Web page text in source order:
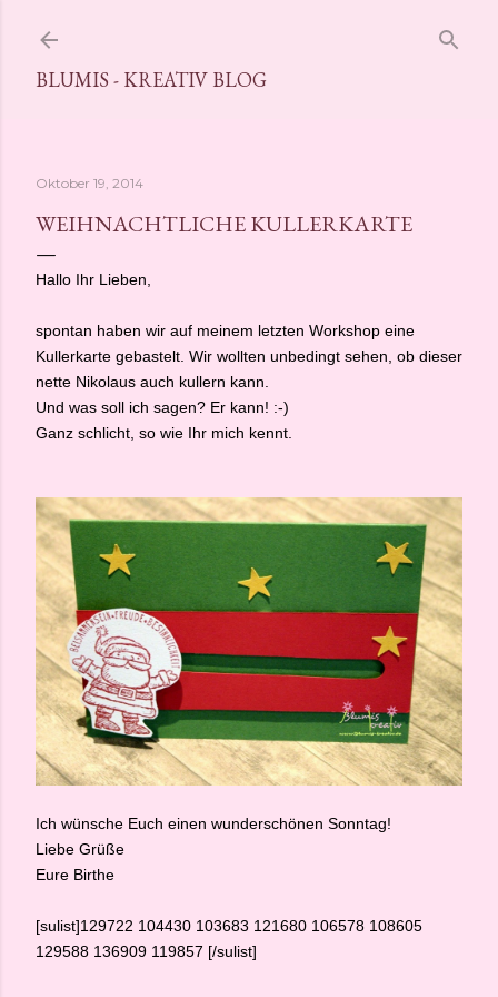
BLUMIS - KREATIV BLOG
Oktober 19, 2014
WEIHNACHTLICHE KULLERKARTE
Hallo Ihr Lieben,
spontan haben wir auf meinem letzten Workshop eine
Kullerkarte gebastelt. Wir wollten unbedingt sehen, ob dieser
nette Nikolaus auch kullern kann.
Und was soll ich sagen? Er kann! :-)
Ganz schlicht, so wie Ihr mich kennt.
Ich wünsche Euch einen wunderschönen Sonntag!
Liebe Grüße
Eure Birthe
[sulist]129722 104430 103683 121680 106578 108605
129588 136909 119857 [/sulist]